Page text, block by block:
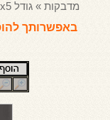
מדבקות » גודל 9x5
באפשרותך